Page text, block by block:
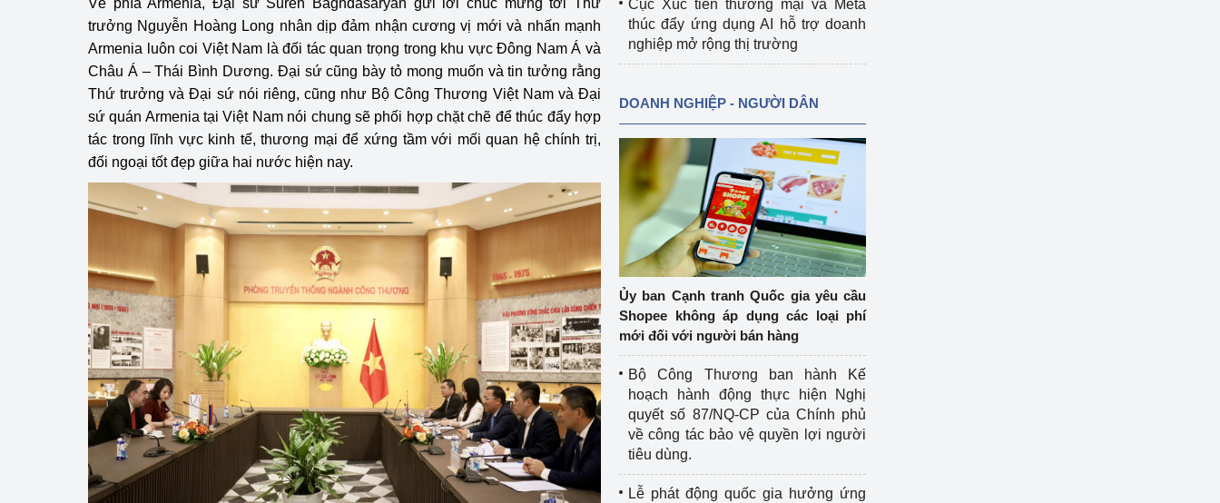
Về phía Armenia, Đại sứ Suren Baghdasaryan gửi lời chúc mừng tới Thứ
trưởng Nguyễn Hoàng Long nhân dịp đảm nhận cương vị mới và nhấn mạnh
Armenia luôn coi Việt Nam là đối tác quan trọng trong khu vực Đông Nam Á và
Châu Á – Thái Bình Dương. Đại sứ cũng bày tỏ mong muốn và tin tưởng rằng
Thứ trưởng và Đại sứ nói riêng, cũng như Bộ Công Thương Việt Nam và Đại
sứ quán Armenia tại Việt Nam nói chung sẽ phối hợp chặt chẽ để thúc đẩy hợp
tác trong lĩnh vực kinh tế, thương mại để xứng tầm với mối quan hệ chính trị,
đối ngoại tốt đẹp giữa hai nước hiện nay.
Cục Xúc tiến thương mại và Meta
thúc đẩy ứng dụng AI hỗ trợ doanh
nghiệp mở rộng thị trường
DOANH NGHIỆP - NGƯỜI DÂN
Ủy ban Cạnh tranh Quốc gia yêu cầu
Shopee không áp dụng các loại phí
mới đối với người bán hàng
Bộ Công Thương ban hành Kế
hoạch hành động thực hiện Nghị
quyết số 87/NQ-CP của Chính phủ
về công tác bảo vệ quyền lợi người
tiêu dùng.
Lễ phát động quốc gia hưởng ứng